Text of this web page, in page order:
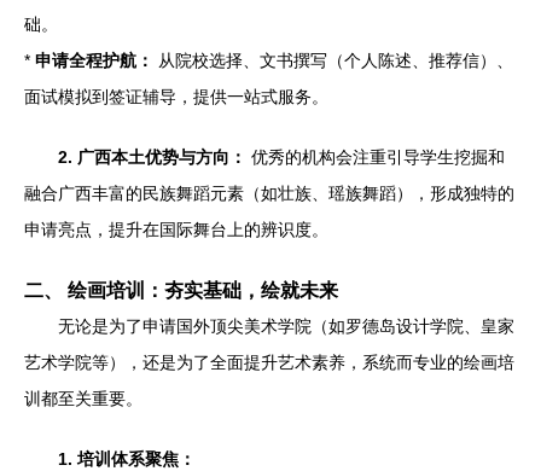
础。
* 申请全程护航：
从院校选择、文书撰写（个人陈述、推荐信）、
面试模拟到签证辅导，提供一站式服务。
2. 广西本土优势与方向： 优秀的机构会注重引导学生挖掘和
融合广西丰富的民族舞蹈元素（如壮族、瑶族舞蹈），形成独特的
申请亮点，提升在国际舞台上的辨识度。
二、 绘画培训：夯实基础，绘就未来
无论是为了申请国外顶尖美术学院（如罗德岛设计学院、皇家
艺术学院等），还是为了全面提升艺术素养，系统而专业的绘画培
训都至关重要。
1. 培训体系聚焦：